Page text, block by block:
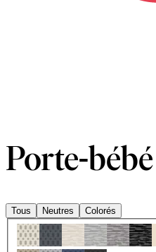
Porte-
Tous Neutres Colorés